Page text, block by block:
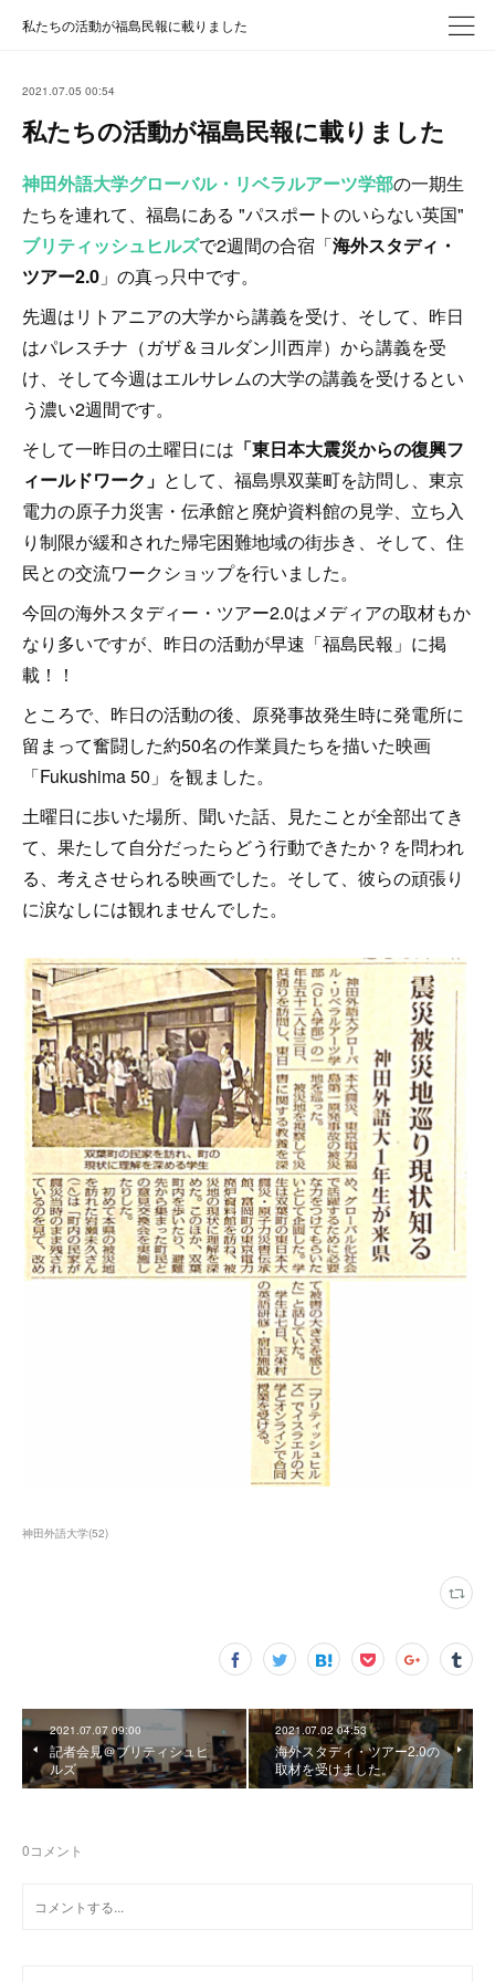
私たちの活動が福島民報に載りました
2021.07.05 00:54
私たちの活動が福島民報に載りました
神田外語大学グローバル・リベラルアーツ学部の一期生
たちを連れて、福島にある "パスポートのいらない英国"
ブリティッシュヒルズで2週間の合宿「海外スタディ・
ツアー2.0 」の真っ只中です。
先週はリトアニアの大学から講義を受け、そして、昨日
はパレスチナ（ガザ＆ヨルダン川西岸）から講義を受
け、そして今週はエルサレムの大学の講義を受けるとい
う濃い2週間です。
そして一昨日の土曜日には 「東日本大震災からの復興フ
ィールドワーク」 として、福島県双葉町を訪問し、東京
電力の原子力災害・伝承館と廃炉資料館の見学、立ち入
り制限が緩和された帰宅困難地域の街歩き、そして、住
民との交流ワークショップを行いました。
今回の海外スタディー・ツアー2.0はメディアの取材もか
なり多いですが、昨日の活動が早速「福島民報」に掲
載！！
ところで、昨日の活動の後、原発事故発生時に発電所に
留まって奮闘した約50名の作業員たちを描いた映画
「Fukushima 50」を観ました。
土曜日に歩いた場所、聞いた話、見たことが全部出てき
て、果たして自分だったらどう行動できたか？を問われ
る、考えさせられる映画でした。そして、彼らの頑張り
に涙なしには観れませんでした。
神田外語大学(52)
2021.07.07 09:00
記者会見＠ブリティシュヒ
ルズ
2021.07.02 04:53
海外スタディ・ツアー2.0の
取材を受けました。
0コメント